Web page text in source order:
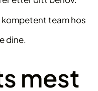
team hos
dine.
mest